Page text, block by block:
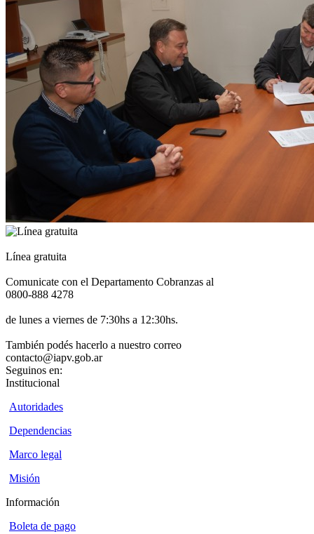
Línea gratuita
Comunicate con el Departamento Cobranzas al
0800-888 4278
de lunes a viernes de 7:30hs a 12:30hs.
También podés hacerlo a nuestro correo
contacto@iapv.gob.ar
Seguinos en:
Institucional
Autoridades
Dependencias
Marco legal
Misión
Información
Boleta de pago